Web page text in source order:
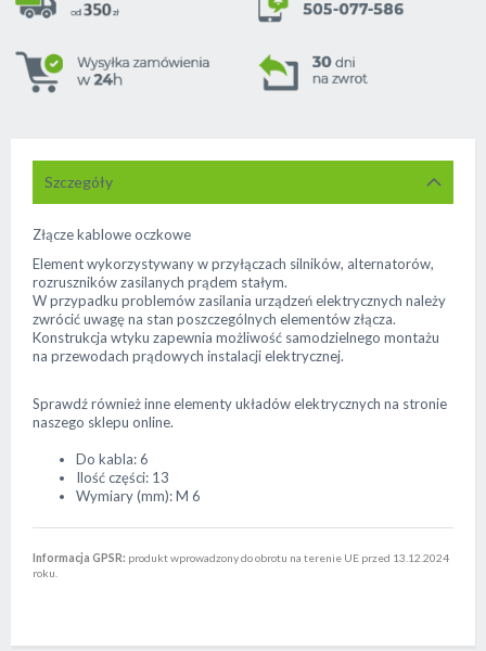
Szczegóły
Złącze kablowe oczkowe
Element wykorzystywany w przyłączach silników, alternatorów,
rozruszników zasilanych prądem stałym.
W przypadku problemów zasilania urządzeń elektrycznych należy
zwrócić uwagę na stan poszczególnych elementów złącza.
Konstrukcja wtyku zapewnia możliwość samodzielnego montażu
na przewodach prądowych instalacji elektrycznej.
Sprawdź również inne elementy układów elektrycznych na stronie
naszego sklepu online.
Do kabla: 6
Ilość części: 13
Wymiary (mm): M 6
Informacja GPSR: produkt wprowadzony do obrotu na terenie UE przed 13.12.2024
roku.